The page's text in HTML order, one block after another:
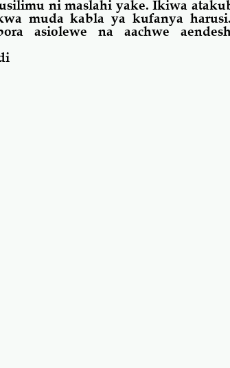
ni maslahi yake. Ikiwa
muda kabla ya kufanya
asiolewe na aachwe